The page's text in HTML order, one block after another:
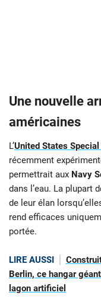
Une nouvelle
américaines
L’United States
récemment
permettrait aux Navy
dans l’eau. La plupart
de leur élan
rend efficaces
portée.
LIRE AUSSI
Berlin, ce hangar
lagon artificiel